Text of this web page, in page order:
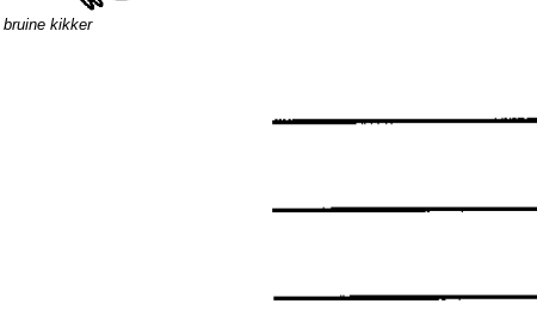
bruine kikker